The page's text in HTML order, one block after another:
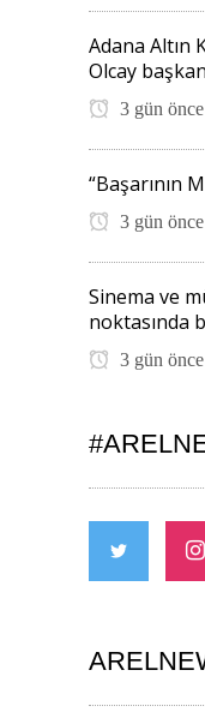
Adana Altın
Olcay
3 gün önce
“Başarının
3 gün önce
Sinema ve
noktasında
3 gün önce